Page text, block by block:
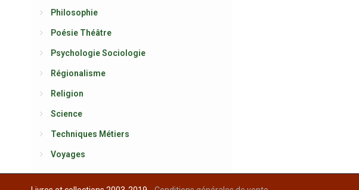
Philosophie
Poésie Théâtre
Psychologie Sociologie
Régionalisme
Religion
Science
Techniques Métiers
Voyages